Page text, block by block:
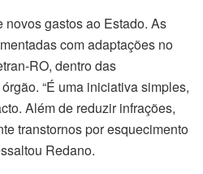
gastos ao Estado. As
com adaptações no
RO, dentro das
“É uma iniciativa simples,
Além de reduzir infrações,
transtornos por esquecimento
Redano.